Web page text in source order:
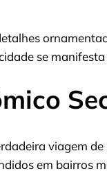
se
viagem
em bairros